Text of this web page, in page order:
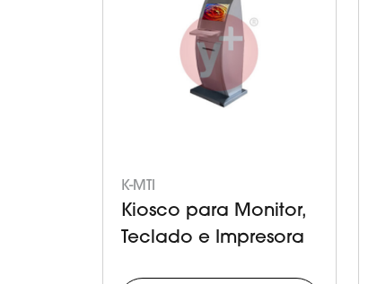
K-MTI
Kiosco para Monitor,
Teclado e Impresora